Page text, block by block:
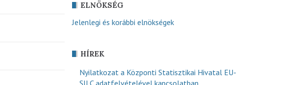
ELNÖKSÉG
Jelenlegi és korábbi elnökségek
HÍREK
Nyilatkozat a Központi Statisztikai Hivatal EU-
SILC adatfelvételével kapcsolatban